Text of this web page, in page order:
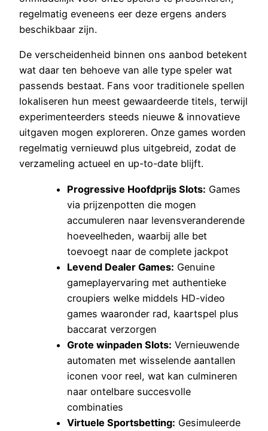
regelmatig eveneens eer deze ergens anders
beschikbaar zijn.
De verscheidenheid binnen ons aanbod betekent
wat daar ten behoeve van alle type speler wat
passends bestaat. Fans voor traditionele spellen
lokaliseren hun meest gewaardeerde titels, terwijl
experimenteerders steeds nieuwe & innovatieve
uitgaven mogen exploreren. Onze games worden
regelmatig vernieuwd plus uitgebreid, zodat de
verzameling actueel en up-to-date blijft.
Progressive Hoofdprijs Slots: Games
via prijzenpotten die mogen
accumuleren naar levensveranderende
hoeveelheden, waarbij alle bet
toevoegt naar de complete jackpot
Levend Dealer Games: Genuine
gameplayervaring met authentieke
croupiers welke middels HD-video
games waaronder rad, kaartspel plus
baccarat verzorgen
Grote winpaden Slots: Vernieuwende
automaten met wisselende aantallen
iconen voor reel, wat kan culmineren
naar ontelbare succesvolle
combinaties
Virtuele Sportsbetting: Gesimuleerde